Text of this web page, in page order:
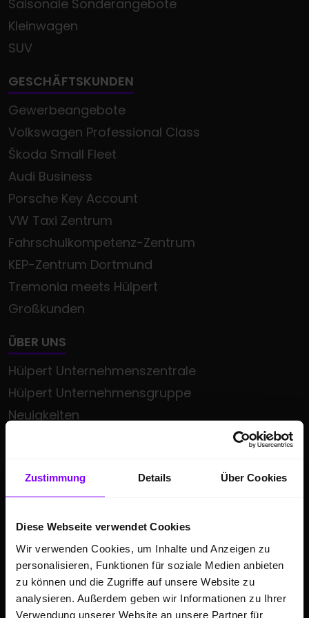
Zustimmung Details Über Cookies
Diese Webseite verwendet Cookies
Wir verwenden Cookies, um Inhalte und Anzeigen zu
personalisieren, Funktionen für soziale Medien anbieten
zu können und die Zugriffe auf unsere Website zu
analysieren. Außerdem geben wir Informationen zu Ihrer
Verwendung unserer Website an unsere Partner für
Saisonale Sonderangebote
Kleinwagen
SUV
GESCHÄFTSKUNDEN
Gewerbeangebote
Volkswagen Professional Class
Škoda Small Fleet
Audi Business
Porsche Key Account
VW Taxi Zentrum
Fahrschulkompetenz-Zentrum
KEP-Zentrum Dortmund
Tremonia meets Hülpert
Großkunden
ÜBER UNS
Hülpert Unternehmenszentrale
Hülpert Unternehmensgruppe
Neuigkeiten
Kooperationen & Sponsoring
Service-Termin online buchen
Servicetermin
Mietwagen
Bezahl.de